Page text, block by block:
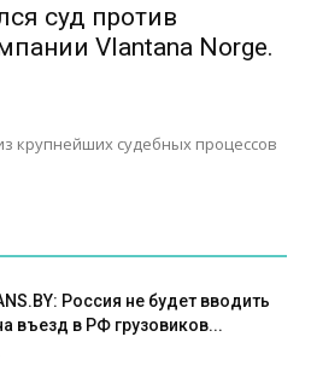
суд против
Vlantana Norge.
крупнейших судебных процессов
Россия не будет вводить
въезд в РФ грузовиков...